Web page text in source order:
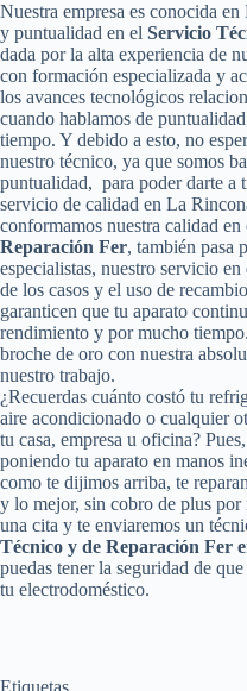
Nuestra empresa es conocida
y puntualidad en el Servicio
dada por la alta experiencia de
con formación especializada y
los avances tecnológicos
cuando hablamos de
tiempo. Y debido a esto, no
nuestro técnico, ya que somos
puntualidad, para poder darte a
servicio de calidad en La
conformamos nuestra calidad en
Reparación Fer, también pasa
especialistas, nuestro servicio
de los casos y el uso de
garanticen que tu aparato
rendimiento y por mucho
broche de oro con nuestra
nuestro trabajo.
¿Recuerdas cuánto costó tu
aire acondicionado o cualquier
tu casa, empresa u oficina?
poniendo tu aparato en manos
como te dijimos arriba, te
y lo mejor, sin cobro de plus
una cita y te enviaremos un
Técnico y de Reparación Fer
puedas tener la seguridad de
tu electrodoméstico.